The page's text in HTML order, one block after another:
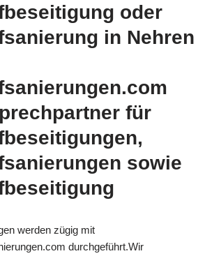
oder
in Nehren
für
sowie
werden zügig mit
durchgeführt.Wir